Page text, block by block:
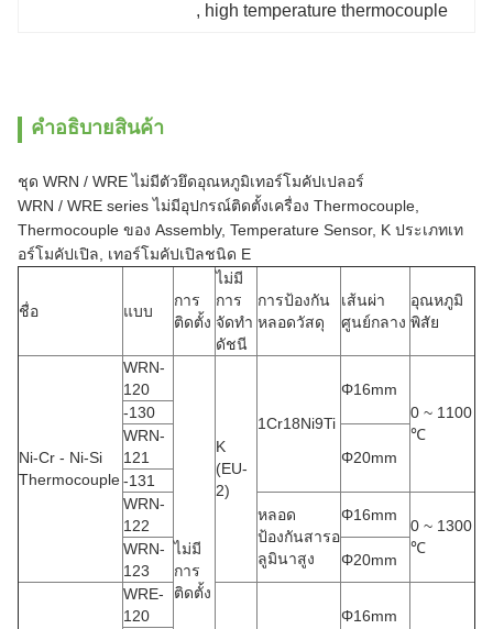
, high temperature thermocouple
คําอธิบายสินค้า
ชุด WRN / WRE ไม่มีตัวยึดอุณหภูมิเทอร์โมคัปเปลอร์
WRN / WRE series ไม่มีอุปกรณ์ติดตั้งเครื่อง Thermocouple,
Thermocouple ของ Assembly, Temperature Sensor, K ประเภทเท
อร์โมคัปเปิล, เทอร์โมคัปเปิลชนิด E
ชื่อ แบบ
การ
ติดตั้ง
ไม่มี
การ
จัดทำ
ดัชนี
การป้องกัน
หลอดวัสดุ
เส้นผ่า
ศูนย์กลาง
อุณหภูมิ
พิสัย
Ni-Cr - Ni-Si
Thermocouple
WRN-
120
ไม่มี
การ
ติดตั้ง
K
(EU-
2)
1Cr18Ni9Ti
Φ16mm
0 ~ 1100
℃
-130
WRN-
121
Φ20mm
-131
WRN-
122
หลอด
ป้องกันสารอ
ลูมินาสูง
Φ16mm
0 ~ 1300
℃
WRN-
123
Φ20mm
WRE-
120
Φ16mm